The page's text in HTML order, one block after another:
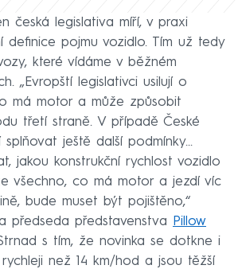
česká legislativa míří, v praxi
definice pojmu vozidlo. Tím už tedy
které vídáme v běžném
„Evropští legislativci usilují o
má motor a může způsobit
třetí straně. V případě České
splňovat ještě další podmínky...
jakou konstrukční rychlost vozidlo
všechno, co má motor a jezdí víc
bude muset být pojištěno,“
předseda představenstva
Pillow
s tím, že novinka se dotkne i
než 14 km/hod a jsou těžší